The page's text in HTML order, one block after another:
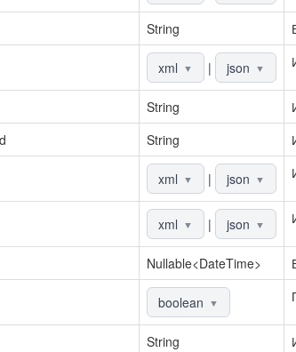
String
xml ▼ | json ▼
String
String
xml ▼ | json ▼
xml ▼ | json ▼
Nullable<DateTime>
boolean ▼
String